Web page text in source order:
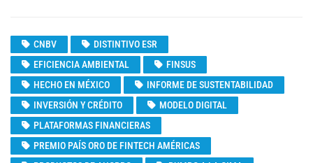
CNBV
DISTINTIVO ESR
EFICIENCIA AMBIENTAL
FINSUS
HECHO EN MÉXICO
INFORME DE SUSTENTABILIDAD
INVERSIÓN Y CRÉDITO
MODELO DIGITAL
PLATAFORMAS FINANCIERAS
PREMIO PAÍS ORO DE FINTECH AMÉRICAS